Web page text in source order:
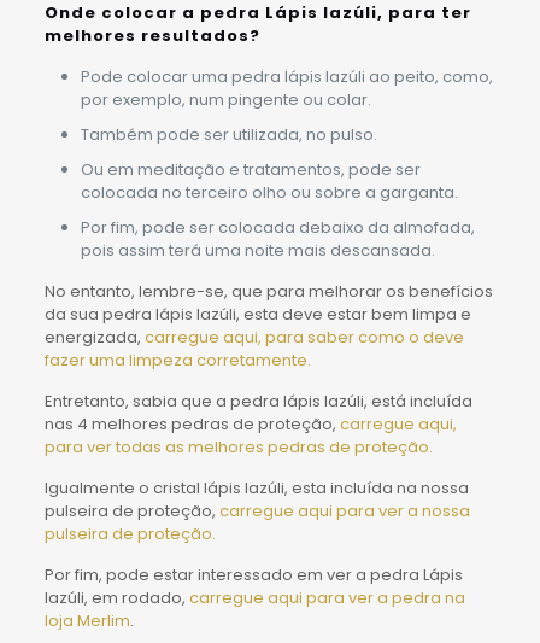
Onde colocar a pedra Lápis lazúli, para ter
melhores resultados?
Pode colocar uma pedra lápis lazúli ao peito, como,
por exemplo, num pingente ou colar.
Também pode ser utilizada, no pulso.
Ou em meditação e tratamentos, pode ser
colocada no terceiro olho ou sobre a garganta.
Por fim, pode ser colocada debaixo da almofada,
pois assim terá uma noite mais descansada.
No entanto, lembre-se, que para melhorar os benefícios
da sua pedra lápis lazúli, esta deve estar bem limpa e
energizada, carregue aqui, para saber como o deve
fazer uma limpeza corretamente.
Entretanto, sabia que a pedra lápis lazúli, está incluída
nas 4 melhores pedras de proteção, carregue aqui,
para ver todas as melhores pedras de proteção.
Igualmente o cristal lápis lazúli, esta incluída na nossa
pulseira de proteção, carregue aqui para ver a nossa
pulseira de proteção.
Por fim, pode estar interessado em ver a pedra Lápis
lazúli, em rodado, carregue aqui para ver a pedra na
loja Merlim.